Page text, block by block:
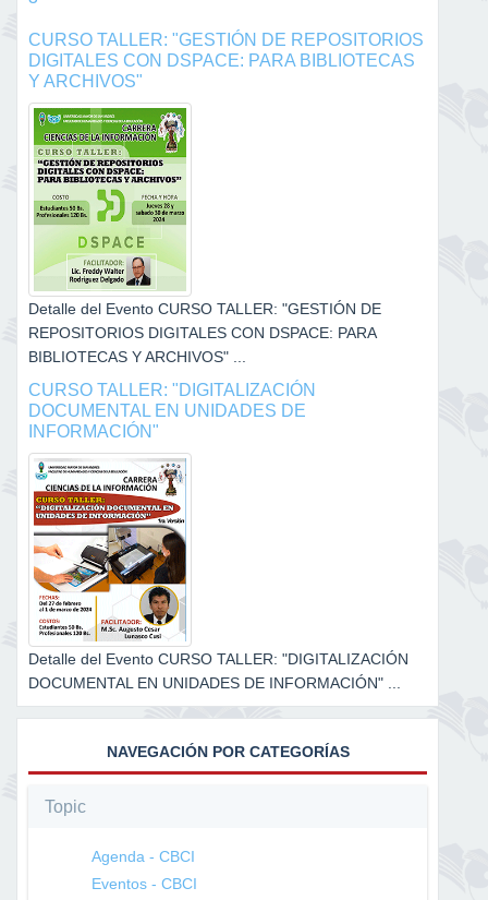
CURSO TALLER: "GESTIÓN DE REPOSITORIOS
DIGITALES CON DSPACE: PARA BIBLIOTECAS
Y ARCHIVOS"
Detalle del Evento CURSO TALLER: "GESTIÓN DE
REPOSITORIOS DIGITALES CON DSPACE: PARA
BIBLIOTECAS Y ARCHIVOS" ...
CURSO TALLER: "DIGITALIZACIÓN
DOCUMENTAL EN UNIDADES DE
INFORMACIÓN"
Detalle del Evento CURSO TALLER: "DIGITALIZACIÓN
DOCUMENTAL EN UNIDADES DE INFORMACIÓN" ...
NAVEGACIÓN POR CATEGORÍAS
Topic
Agenda - CBCI
Eventos - CBCI